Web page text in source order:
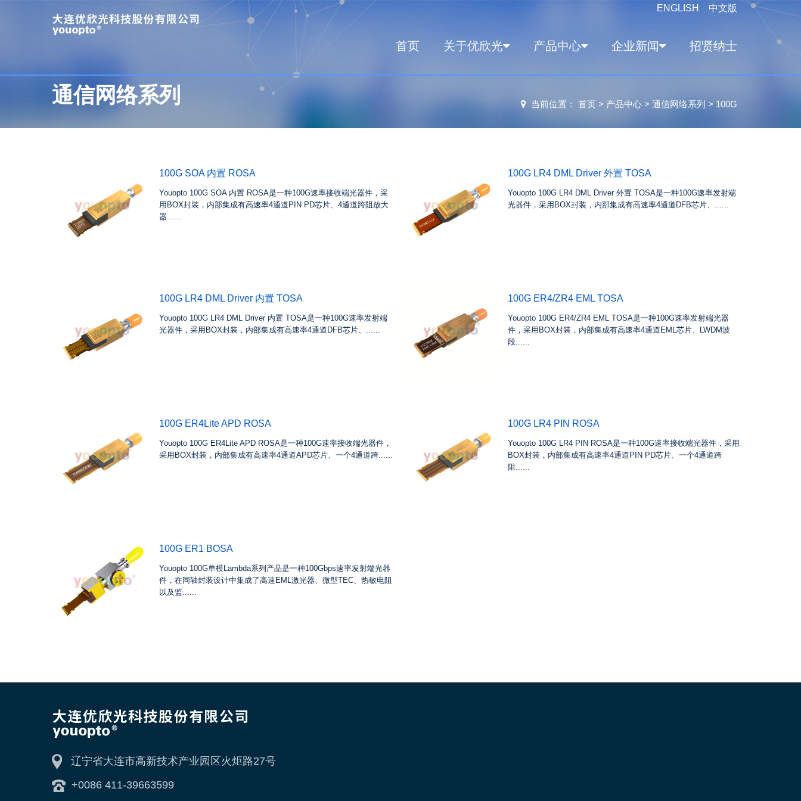
ENGLISH 中文版
首页 关于优欣光 产品中心 企业新闻 招贤纳士
通信网络系列 当前位置： 首页 > 产品中心 > 通信网络系列 > 100G
100G SOA 内置 ROSA
Youopto 100G SOA 内置 ROSA是一种100G速率接收端光器件，采
用BOX封装，内部集成有高速率4通道PIN PD芯片、4通道跨阻放大
器......
100G LR4 DML Driver 外置 TOSA
Youopto 100G LR4 DML Driver 外置 TOSA是一种100G速率发射端
光器件，采用BOX封装，内部集成有高速率4通道DFB芯片、......
100G LR4 DML Driver 内置 TOSA
Youopto 100G LR4 DML Driver 内置 TOSA是一种100G速率发射端
光器件，采用BOX封装，内部集成有高速率4通道DFB芯片、......
100G ER4/ZR4 EML TOSA
Youopto 100G ER4/ZR4 EML TOSA是一种100G速率发射端光器
件，采用BOX封装，内部集成有高速率4通道EML芯片、LWDM波
段......
100G ER4Lite APD ROSA
Youopto 100G ER4Lite APD ROSA是一种100G速率接收端光器件，
采用BOX封装，内部集成有高速率4通道APD芯片、一个4通道跨......
100G LR4 PIN ROSA
Youopto 100G LR4 PIN ROSA是一种100G速率接收端光器件，采用
BOX封装，内部集成有高速率4通道PIN PD芯片、一个4通道跨
阻......
100G ER1 BOSA
Youopto 100G单模Lambda系列产品是一种100Gbps速率发射端光器
件，在同轴封装设计中集成了高速EML激光器、微型TEC、热敏电阻
以及监......
辽宁省大连市高新技术产业园区火炬路27号
+0086 411-39663599